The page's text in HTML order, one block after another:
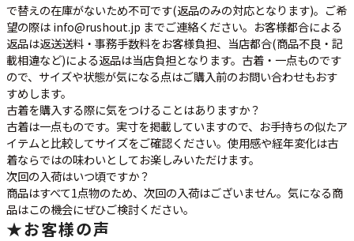
で替えの在庫がないため不可です(返品のみの対応となります)。ご希
望の際は info@rushout.jp までご連絡ください。お客様都合による
返品は返送送料・事務手数料をお客様負担、当店都合(商品不良・記
載相違など)による返品は当店負担となります。古着・一点ものです
ので、サイズや状態が気になる点はご購入前のお問い合わせもおす
すめします。
古着を購入する際に気をつけることはありますか？
古着は一点ものです。実寸を掲載していますので、お手持ちの似たア
イテムと比較してサイズをご確認ください。使用感や経年変化は古
着ならではの味わいとしてお楽しみいただけます。
次回の入荷はいつ頃ですか？
商品はすべて1点物のため、次回の入荷はございません。気になる商
品はこの機会にぜひご検討ください。
★お客様の声